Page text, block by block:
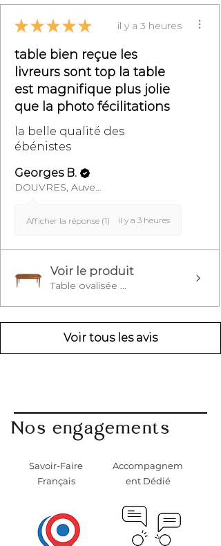
★ ★ ★ ★ ★ il y a 3 heures
table bien reçue les
livreurs sont top la table
est magnifique plus jolie
que la photo fécilitations
la belle qualité des
ébénistes
Georges B.
DOUVRES, Auvergne-Rhône-Alpes
Afficher la réponse (1) il y a 3 heures
Voir le produit
Table ovalisée ...
Voir tous les avis
Nos engagements
Savoir-Faire
Français
Accompagnem
ent Dédié